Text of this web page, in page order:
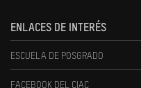
ENLACES DE INTERÉS
ESCUELA DE POSGRADO
FACEBOOK DEL CIAC